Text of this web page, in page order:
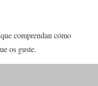
comprendan cómo
os guste.